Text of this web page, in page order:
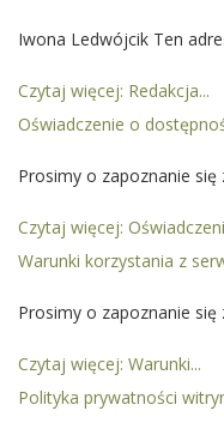
Iwona Ledwójcik Ten
Czytaj więcej: Redakcja...
Oświadczenie o
Prosimy o zapoznanie
Czytaj więcej:
Warunki korzystania z
Prosimy o zapoznanie się
Czytaj więcej: Warunki...
Polityka prywatności